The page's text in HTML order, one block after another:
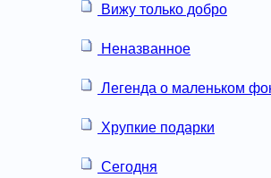
Вижу только добро
Неназванное
Легенда о маленьком
Хрупкие подарки
Сегодня